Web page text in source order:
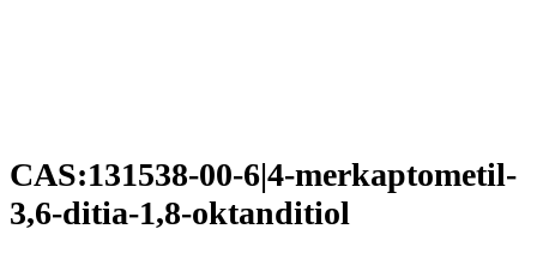
CAS:131538-00-6|4-merkaptometil-
3,6-ditia-1,8-oktanditiol